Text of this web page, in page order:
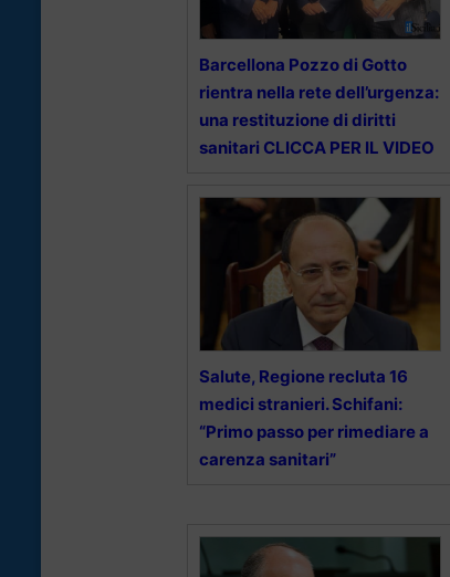
Barcellona Pozzo di Gotto
rientra nella rete dell’urgenza:
una restituzione di diritti
sanitari CLICCA PER IL VIDEO
Salute, Regione recluta 16
medici stranieri. Schifani:
“Primo passo per rimediare a
carenza sanitari”